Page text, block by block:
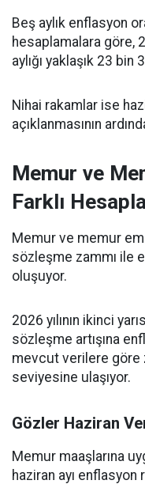
Beş aylık enflasyon
hesaplamalara göre,
aylığı yaklaşık 23
Nihai rakamlar ise
açıklanmasının
Memur ve
Farklı
Memur ve memur
sözleşme zammı ile
oluşuyor.
2026 yılının ikinci
sözleşme artışına
mevcut verilere göre
seviyesine ulaşıyor.
Gözler Haziran
Memur maaşlarına
haziran ayı enflasyon